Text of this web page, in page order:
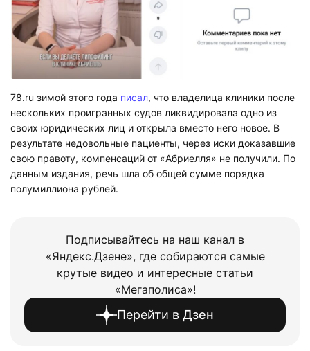
78.ru зимой этого года писал, что владелица клиники после
нескольких проигранных судов ликвидировала одно из
своих юридических лиц и открыла вместо него новое. В
результате недовольные пациенты, через иски доказавшие
свою правоту, компенсаций от «Абриелля» не получили. По
данным издания, речь шла об общей сумме порядка
полумиллиона рублей.
Подписывайтесь на наш канал в
«Яндекс.Дзене», где собираются самые
крутые видео и интересные статьи
«Мегаполиса»!
Перейти в Дзен